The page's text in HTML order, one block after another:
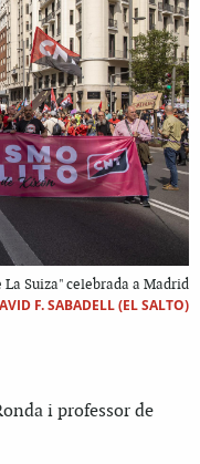
Suiza" celebrada a Madrid
F. SABADELL (EL SALTO)
i professor de